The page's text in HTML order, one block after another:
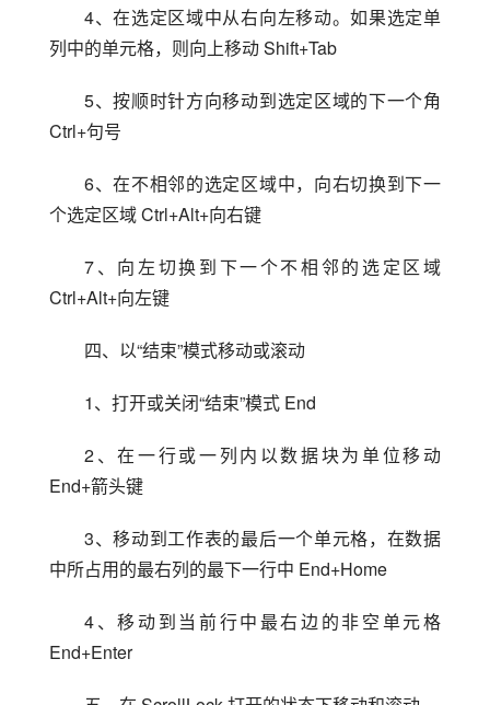
4、在选定区域中从右向左移动。如果选定单
列中的单元格，则向上移动 Shift+Tab
5、按顺时针方向移动到选定区域的下一个角
Ctrl+句号
6、在不相邻的选定区域中，向右切换到下一
个选定区域 Ctrl+Alt+向右键
7、向左切换到下一个不相邻的选定区域
Ctrl+Alt+向左键
四、以“结束”模式移动或滚动
1、打开或关闭“结束”模式 End
2、在一行或一列内以数据块为单位移动
End+箭头键
3、移动到工作表的最后一个单元格，在数据
中所占用的最右列的最下一行中 End+Home
4、移动到当前行中最右边的非空单元格
End+Enter